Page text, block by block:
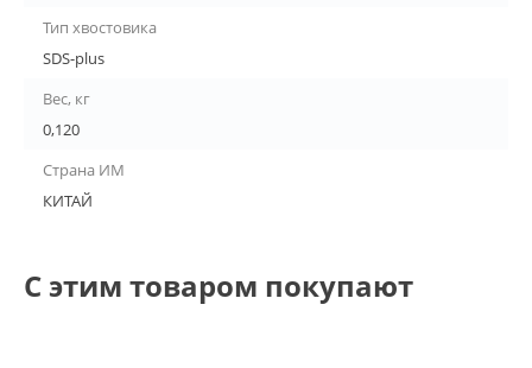
Тип хвостовика
SDS-plus
Вес, кг
0,120
Страна ИМ
КИТАЙ
С этим товаром покупают